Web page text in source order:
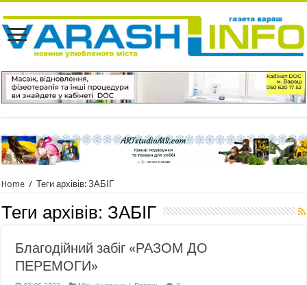
Home / Теги архівів: ЗАБІГ
Теги архівів: ЗАБІГ
Благодійний забіг «РАЗОМ ДО
ПЕРЕМОГИ»